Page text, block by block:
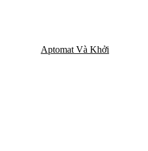
Aptomat Và Khởi